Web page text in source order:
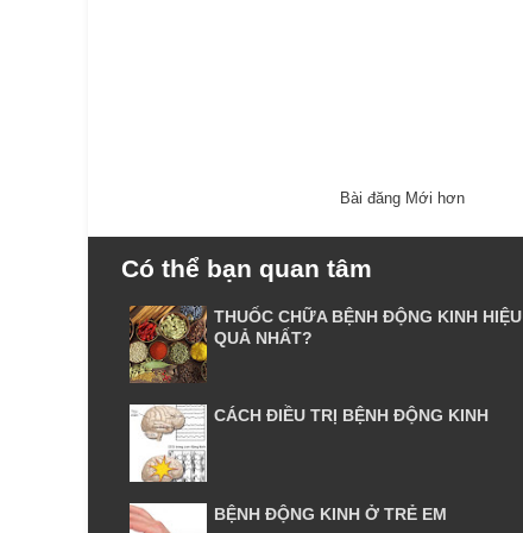
Bài đăng Mới hơn
Có thể bạn quan tâm
THUỐC CHỮA BỆNH ĐỘNG KINH HIỆU
QUẢ NHẤT?
CÁCH ĐIỀU TRỊ BỆNH ĐỘNG KINH
BỆNH ĐỘNG KINH Ở TRẺ EM